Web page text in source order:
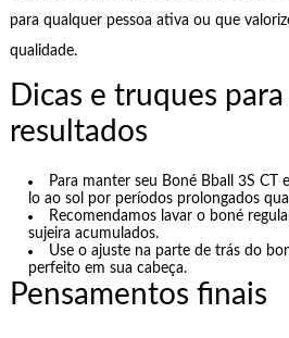
para qualquer pessoa ativa ou que
qualidade.
Dicas e truques
resultados
Para manter seu Boné Bball 3S CT
lo ao sol por períodos prolongados
Recomendamos lavar o boné
sujeira acumulados.
Use o ajuste na parte de trás do
perfeito em sua cabeça.
Pensamentos finais